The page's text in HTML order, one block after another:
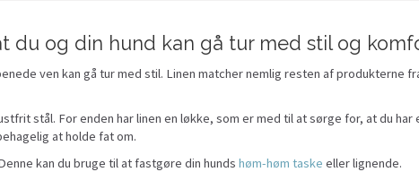
du og din hund kan gå tur med stil og
ven kan gå tur med stil. Linen matcher nemlig resten af produkterne
stål. For enden har linen en løkke, som er med til at sørge for, at du
at holde fat om.
kan du bruge til at fastgøre din hunds høm-høm taske eller lignende.